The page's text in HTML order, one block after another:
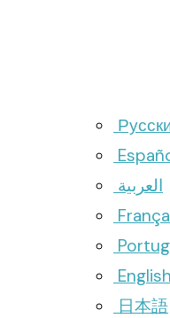
العربية
English
日本語